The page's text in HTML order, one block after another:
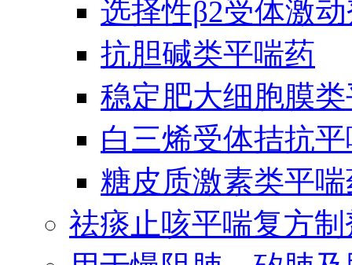
选择性β2受体激
抗胆碱类平喘药
稳定肥大细胞膜
白三烯受体拮抗
糖皮质激素类平
祛痰止咳平喘复方制